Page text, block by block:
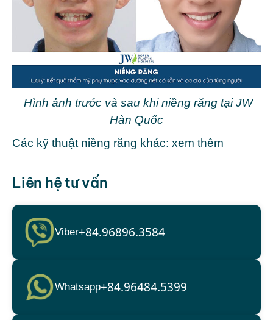
Hình ảnh trước và sau khi niềng răng tại JW
Hàn Quốc
Các kỹ thuật niềng răng khác: xem thêm
Liên hệ tư vấn
Viber+84.96896.3584
Whatsapp+84.96484.5399